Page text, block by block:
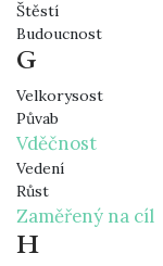
Štěstí
Budoucnost
G
Velkorysost
Půvab
Vděčnost
Vedení
Růst
Zaměřený na cíl
H